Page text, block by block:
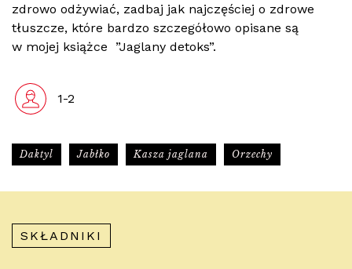
zdrowo odżywiać, zadbaj jak najczęściej o zdrowe
tłuszcze, które bardzo szczegółowo opisane są
w mojej książce
”Jaglany detoks”.
1-2
Daktyl Jabłko Kasza jaglana Orzechy
SKŁADNIKI